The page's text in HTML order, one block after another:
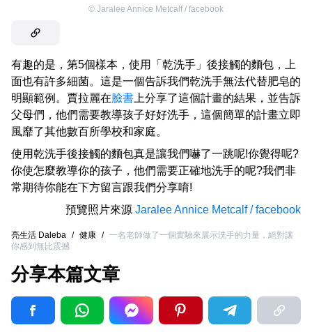
© Jaralee Annice Metcalf / facebook
有趣的是，第5個樣本，使用「乾洗手」後接觸的麵包，上
面也有許多細菌。這是一個告訴我們乾洗手無法代替肥皂的
明顯範例。賈拉麗在臉書 上分享了這個計畫的結果，並告訴
父母們，他們需要教導孩子好好洗手，這個簡單的計畫立即
風靡了其他數百所學校和家庭。
使用乾洗手後接觸的麵包真是讓我們嚇了一跳呢!你覺得呢?
你使怎麼教導你的孩子，他們需要正確地洗手的呢?我們非
常期待你能在下方留言跟我們分享唷!
預覽照片來源 Jaralee Annice Metcalf / facebook
亮生活 Daleba / 健康 / 一名老師做了一個實驗來展示洗手的力量，絕對讓
你感到無比震撼
分享本篇文章